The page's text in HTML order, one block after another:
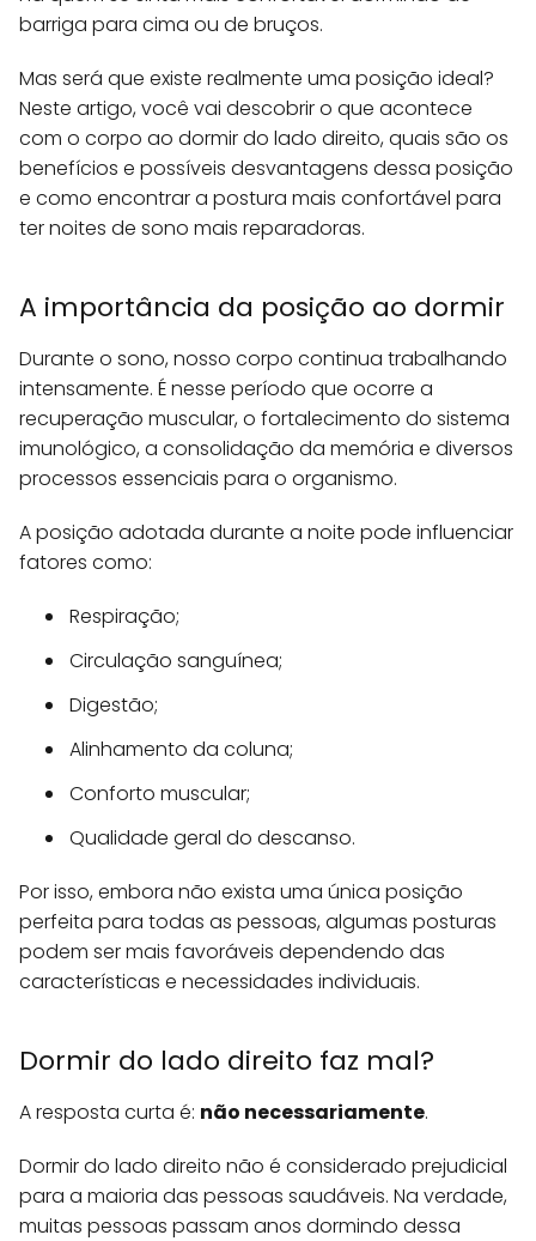
barriga para cima ou de bruços.
Mas será que existe realmente uma posição ideal?
Neste artigo, você vai descobrir o que acontece
com o corpo ao dormir do lado direito, quais são os
benefícios e possíveis desvantagens dessa posição
e como encontrar a postura mais confortável para
ter noites de sono mais reparadoras.
A importância da posição ao dormir
Durante o sono, nosso corpo continua trabalhando
intensamente. É nesse período que ocorre a
recuperação muscular, o fortalecimento do sistema
imunológico, a consolidação da memória e diversos
processos essenciais para o organismo.
A posição adotada durante a noite pode influenciar
fatores como:
Respiração;
Circulação sanguínea;
Digestão;
Alinhamento da coluna;
Conforto muscular;
Qualidade geral do descanso.
Por isso, embora não exista uma única posição
perfeita para todas as pessoas, algumas posturas
podem ser mais favoráveis dependendo das
características e necessidades individuais.
Dormir do lado direito faz mal?
A resposta curta é: não necessariamente.
Dormir do lado direito não é considerado prejudicial
para a maioria das pessoas saudáveis. Na verdade,
muitas pessoas passam anos dormindo dessa